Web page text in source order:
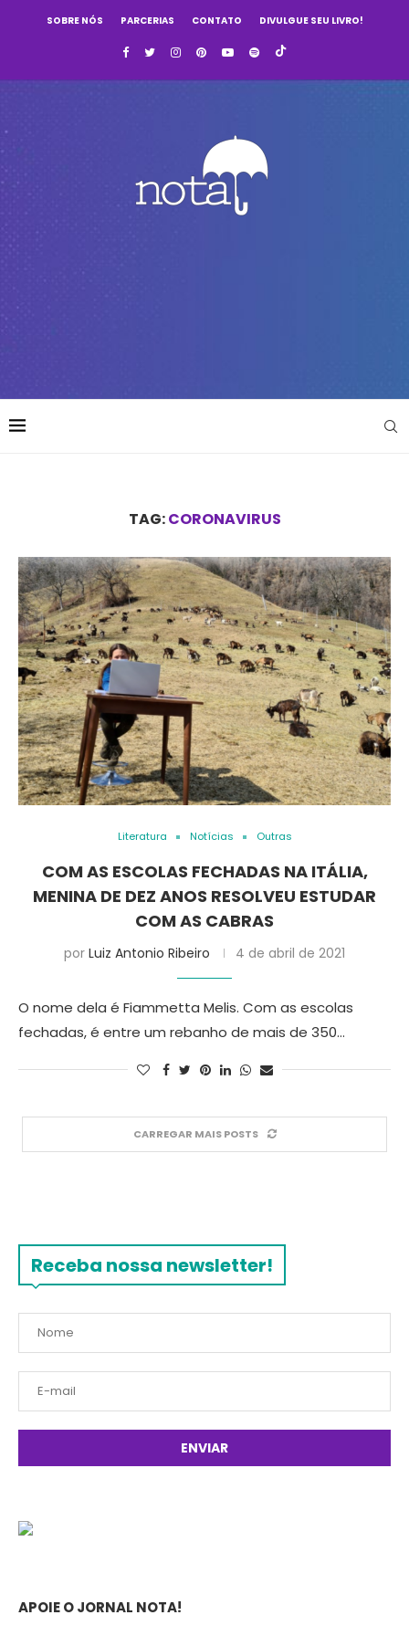
SOBRE NÓS PARCERIAS CONTATO DIVULGUE SEU LIVRO!
TAG:CORONAVIRUS
Literatura Notícias Outras
COM AS ESCOLAS FECHADAS NA ITÁLIA,
MENINA DE DEZ ANOS RESOLVEU ESTUDAR
COM AS CABRAS
por Luiz Antonio Ribeiro 4 de abril de 2021
O nome dela é Fiammetta Melis. Com as escolas
fechadas, é entre um rebanho de mais de 350…
CARREGAR MAIS POSTS
Receba nossa newsletter!
APOIE O JORNAL NOTA!